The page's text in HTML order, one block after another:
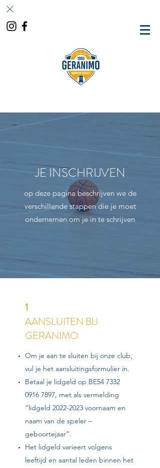
JE INSCHRIJVEN
op deze pagina beschrijven we de
verschillende stappen die je moet
ondernemen om je in te schrijven
1
AANSLUITEN BIJ
GERANIMO
Om je aan te sluiten bij onze club,
vul je het aansluitingsformulier in.
Betaal je lidgeld op BE54 7332
0916 7897, met als vermelding
“lidgeld 2022-2023 voornaam en
naam van de speler –
geboortejaar”.
Het lidgeld varieert volgens
leeftijd en aantal leden binnen het